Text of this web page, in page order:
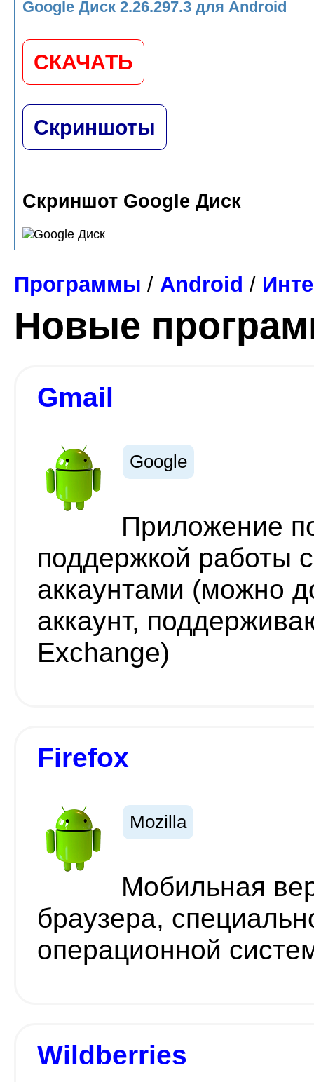
Google Диск 2.26.297.3 для Android
СКАЧАТЬ
Скриншоты
Скриншот Google Диск
Программы / Android /
Новые
Gmail
Google
Приложение
поддержкой работы
аккаунтами (можно
аккаунт,
Exchange)
Firefox
Mozilla
Мобильная
браузера,
операционной
Wildberries